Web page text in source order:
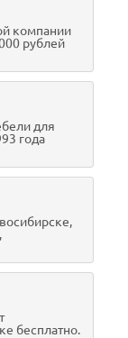
компании
рублей
для
года
бесплатно.